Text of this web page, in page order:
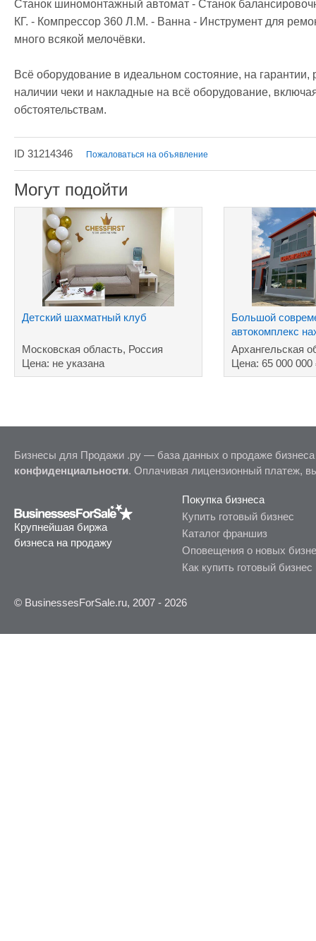
Станок шиномонтажный автомат - Станок
КГ. - Компрессор 360 Л.М. - Ванна - Инструмент для
много всякой мелочёвки.
Всё оборудование в идеальном состояние, на гарантии,
наличии чеки и накладные на всё оборудование,
обстоятельствам.
ID 31214346 Пожаловаться на объявление
Могут подойти
Детский шахматный клуб
Московская область, Россия
Цена: не указана
Большой
автокомплекс
собственности
Архангельская
Цена: 65 000 000
Бизнесы для Продажи .ру — база данных о продаже
конфиденциальности. Оплачивая лицензионный платеж,
Крупнейшая биржа
бизнеса на продажу
Покупка бизнеса
Купить готовый бизнес
Каталог франшиз
Оповещения о новых
Как купить готовый бизнес
© BusinessesForSale.ru, 2007 - 2026